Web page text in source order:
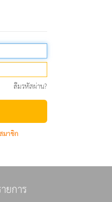
ลืมรหัสผ่าน?
มาชิก
ยการ